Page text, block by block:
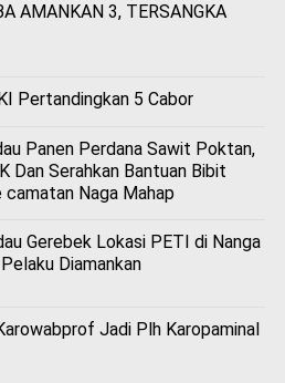
AMANKAN 3, TERSANGKA
Pertandingkan 5 Cabor
Panen Perdana Sawit Poktan,
Dan Serahkan Bantuan Bibit
camatan Naga Mahap
Gerebek Lokasi PETI di Nanga
Diamankan
Jadi Plh Karopaminal